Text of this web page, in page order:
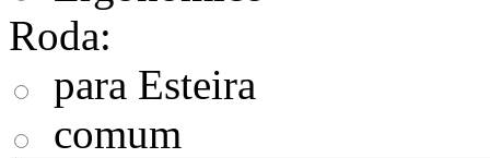
Roda:
para Esteira
comum